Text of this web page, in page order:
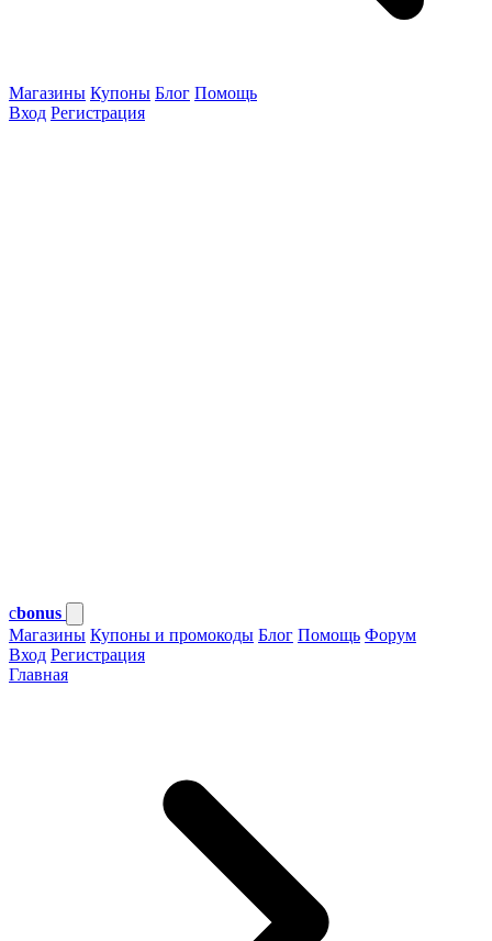
Магазины Купоны Блог Помощь
Вход Регистрация
cbonus
Магазины Купоны и промокоды Блог Помощь Форум
Вход Регистрация
Главная